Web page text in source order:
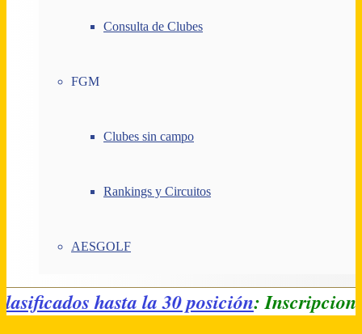
Consulta de Clubes
FGM
Clubes sin campo
Rankings y Circuitos
AESGOLF
- Clasificados hasta la 30 posición: